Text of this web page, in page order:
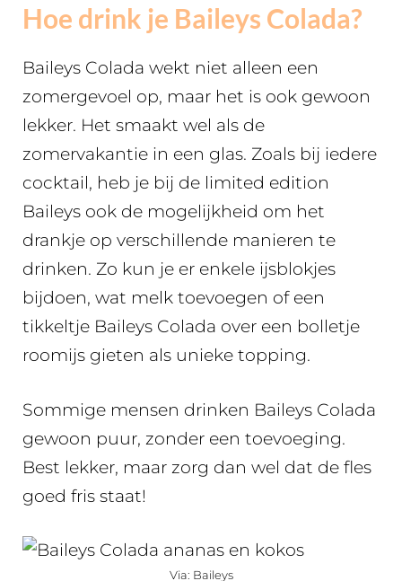
Hoe drink je Baileys Colada?
Baileys Colada wekt niet alleen een
zomergevoel op, maar het is ook gewoon
lekker. Het smaakt wel als de
zomervakantie in een glas. Zoals bij iedere
cocktail, heb je bij de limited edition
Baileys ook de mogelijkheid om het
drankje op verschillende manieren te
drinken. Zo kun je er enkele ijsblokjes
bijdoen, wat melk toevoegen of een
tikkeltje Baileys Colada over een bolletje
roomijs gieten als unieke topping.
Sommige mensen drinken Baileys Colada
gewoon puur, zonder een toevoeging.
Best lekker, maar zorg dan wel dat de fles
goed fris staat!
Via: Baileys